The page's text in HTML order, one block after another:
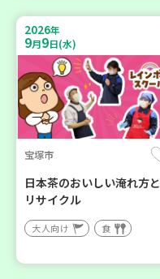
2026年
9月9日(水)
宝塚市
日本茶のおいしい淹れ方と
リサイクル
大人向け 食